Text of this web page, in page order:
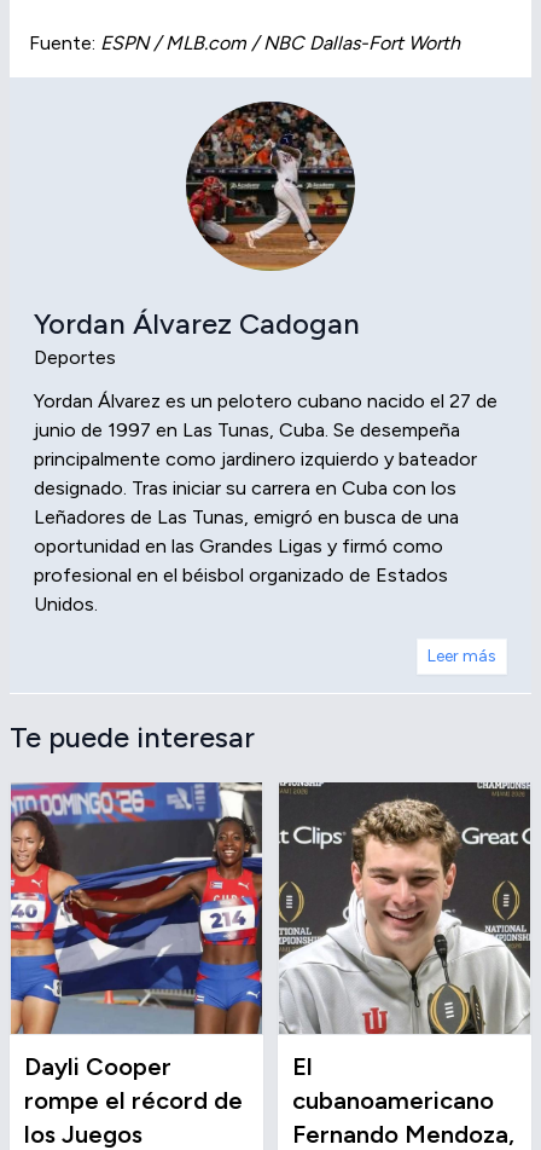
Fuente: ESPN / MLB.com / NBC Dallas-Fort Worth
Yordan Álvarez Cadogan
Deportes
Yordan Álvarez es un pelotero cubano nacido el 27 de
junio de 1997 en Las Tunas, Cuba. Se desempeña
principalmente como jardinero izquierdo y bateador
designado. Tras iniciar su carrera en Cuba con los
Leñadores de Las Tunas, emigró en busca de una
oportunidad en las Grandes Ligas y firmó como
profesional en el béisbol organizado de Estados
Unidos.
Leer más
Te puede interesar
Dayli Cooper
rompe el récord de
los Juegos
El
cubanoamericano
Fernando Mendoza,